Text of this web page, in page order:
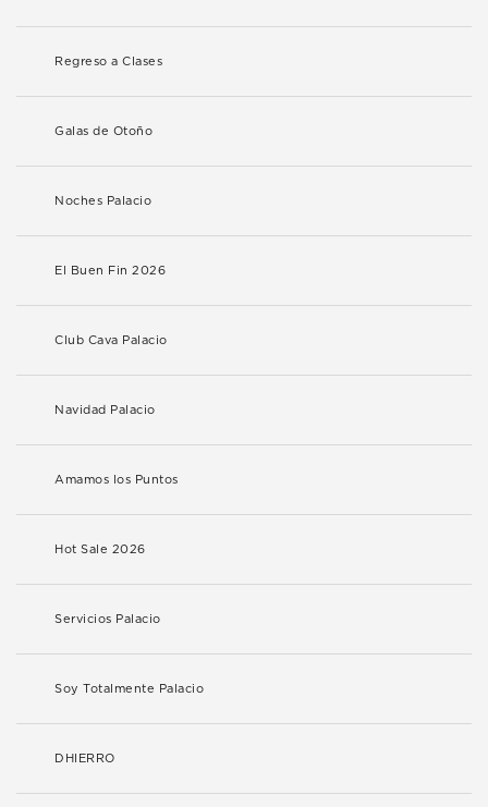
Regreso a Clases
Galas de Otoño
Noches Palacio
El Buen Fin 2026
Club Cava Palacio
Navidad Palacio
Amamos los Puntos
Hot Sale 2026
Servicios Palacio
Soy Totalmente Palacio
DHIERRO